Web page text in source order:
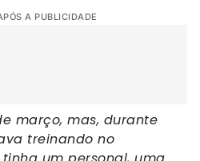
A PUBLICIDADE
março, mas, durante
treinando no